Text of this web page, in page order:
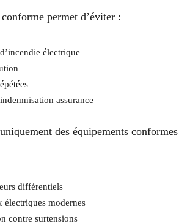
permet d’éviter :
électrique
assurance
des équipements conformes
différentiels
électriques modernes
contre surtensions